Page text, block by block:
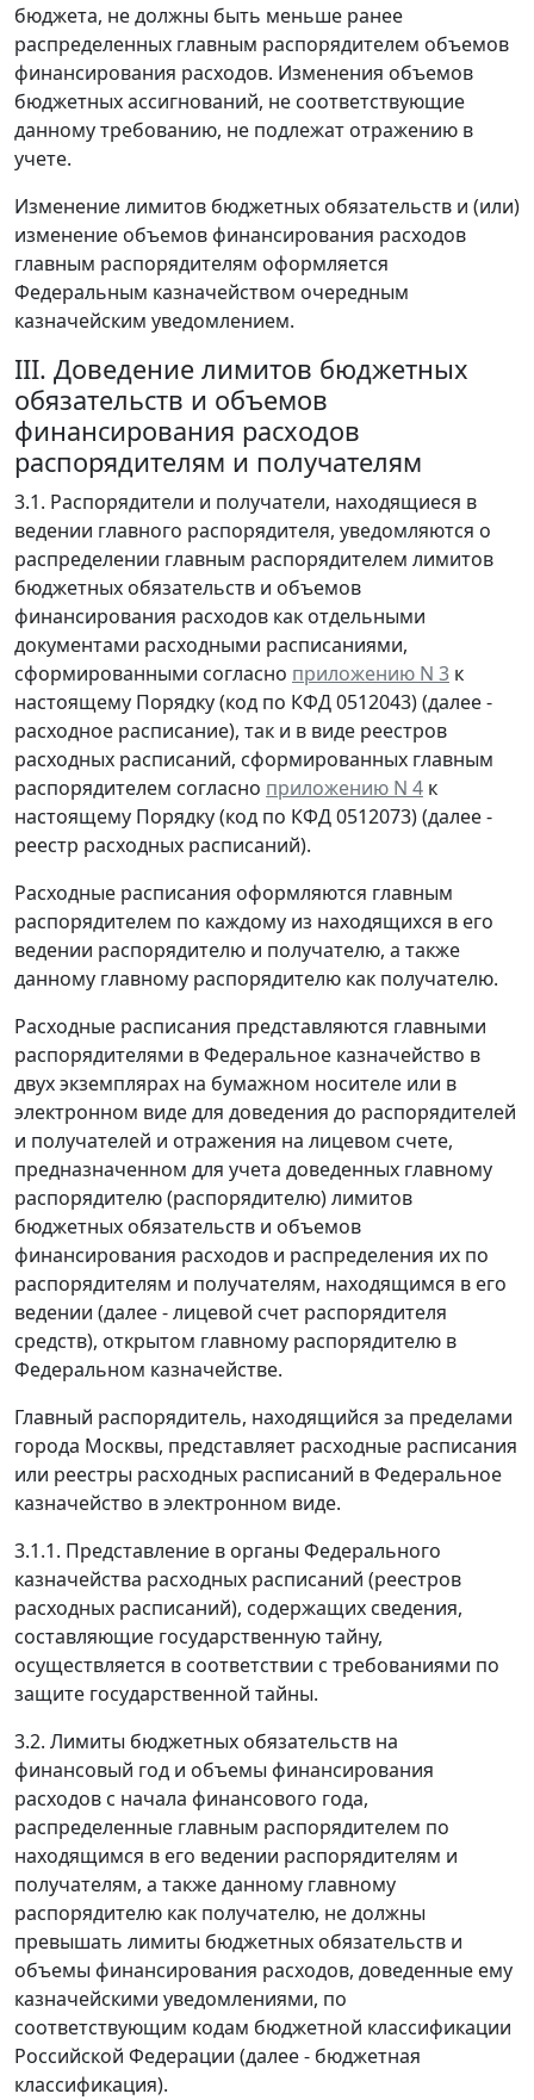
бюджета, не должны быть меньше ранее
распределенных главным распорядителем объемов
финансирования расходов. Изменения объемов
бюджетных ассигнований, не соответствующие
данному требованию, не подлежат отражению в
учете.
Изменение лимитов бюджетных обязательств и (или)
изменение объемов финансирования расходов
главным распорядителям оформляется
Федеральным казначейством очередным
казначейским уведомлением.
III. Доведение лимитов бюджетных
обязательств и объемов
финансирования расходов
распорядителям и получателям
3.1. Распорядители и получатели, находящиеся в
ведении главного распорядителя, уведомляются о
распределении главным распорядителем лимитов
бюджетных обязательств и объемов
финансирования расходов как отдельными
документами расходными расписаниями,
сформированными согласно приложению N 3 к
настоящему Порядку (код по КФД 0512043) (далее -
расходное расписание), так и в виде реестров
расходных расписаний, сформированных главным
распорядителем согласно приложению N 4 к
настоящему Порядку (код по КФД 0512073) (далее -
реестр расходных расписаний).
Расходные расписания оформляются главным
распорядителем по каждому из находящихся в его
ведении распорядителю и получателю, а также
данному главному распорядителю как получателю.
Расходные расписания представляются главными
распорядителями в Федеральное казначейство в
двух экземплярах на бумажном носителе или в
электронном виде для доведения до распорядителей
и получателей и отражения на лицевом счете,
предназначенном для учета доведенных главному
распорядителю (распорядителю) лимитов
бюджетных обязательств и объемов
финансирования расходов и распределения их по
распорядителям и получателям, находящимся в его
ведении (далее - лицевой счет распорядителя
средств), открытом главному распорядителю в
Федеральном казначействе.
Главный распорядитель, находящийся за пределами
города Москвы, представляет расходные расписания
или реестры расходных расписаний в Федеральное
казначейство в электронном виде.
3.1.1. Представление в органы Федерального
казначейства расходных расписаний (реестров
расходных расписаний), содержащих сведения,
составляющие государственную тайну,
осуществляется в соответствии с требованиями по
защите государственной тайны.
3.2. Лимиты бюджетных обязательств на
финансовый год и объемы финансирования
расходов с начала финансового года,
распределенные главным распорядителем по
находящимся в его ведении распорядителям и
получателям, а также данному главному
распорядителю как получателю, не должны
превышать лимиты бюджетных обязательств и
объемы финансирования расходов, доведенные ему
казначейскими уведомлениями, по
соответствующим кодам бюджетной классификации
Российской Федерации (далее - бюджетная
классификация).